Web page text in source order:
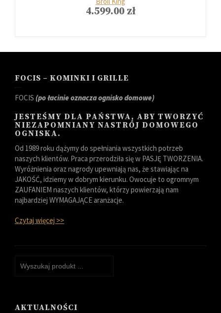
4.599.00 zł
FOCIS – KOMINKI I GRILLE
FOCIS (po łacinie oznacza ognisko domowe)
JESTEŚMY DLA PAŃSTWA, ABY TWORZYĆ
NIEZAPOMNIANY NASTRÓJ DOMOWEGO
OGNISKA.
Od 1989 roku dążymy do spełniania wszystkich potrzeb
naszych klientów. Praca przerodziła się w PASJĘ TWORZENIA.
Wyróżnienia oraz nagrody upewniają nas, że stawiając na
JAKOŚĆ, idziemy w dobrym kierunku. Owocuje to ogromnym
ZAUFANIEM naszych klientów, którzy powierzają nam
najbardziej WYMAGAJĄCE aranżacje.
Czytaj więcej >>
AKTUALNOŚCI